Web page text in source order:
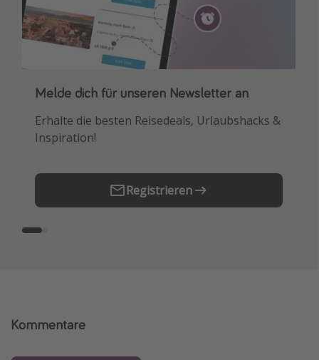
Melde dich für unseren Newsletter an
Erhalte die besten Reisedeals, Urlaubshacks &
Inspiration!
Registrieren
Downloade unsere App
Buche die besten Reiseschnäppchen als
Erstes.
Kommentare